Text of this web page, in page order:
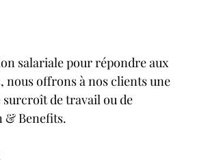
salariale pour répondre aux
nous offrons à nos clients une
surcroît de travail ou de
& Benefits.